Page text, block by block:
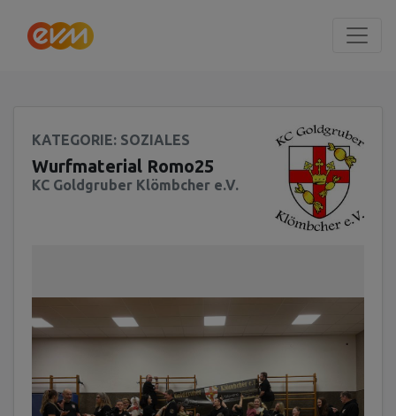
KATEGORIE: SOZIALES
Wurfmaterial Romo25
KC Goldgruber Klömbcher e.V.